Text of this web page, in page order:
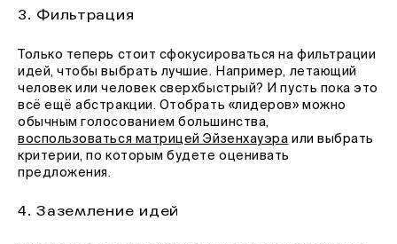
3. Фильтрация
Только теперь стоит сфокусироваться на фильтрации
идей, чтобы выбрать лучшие. Например, летающий
человек или человек сверхбыстрый? И пусть пока это
всё ещё абстракции. Отобрать «лидеров» можно
обычным голосованием большинства,
воспользоваться матрицей Эйзенхауэра или выбрать
критерии, по которым будете оценивать
предложения.
4. Заземление идей